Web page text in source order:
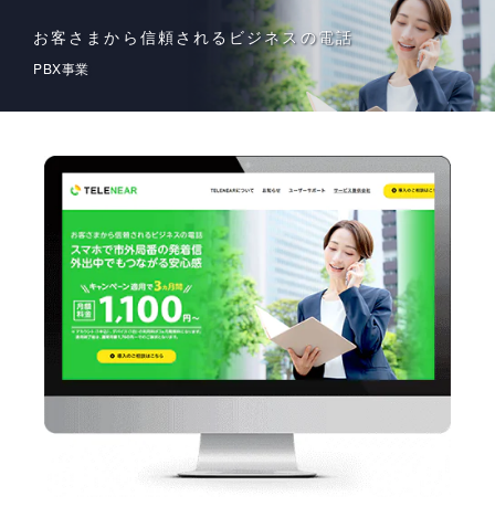
お客さまから信頼されるビジネスの電話
PBX事業